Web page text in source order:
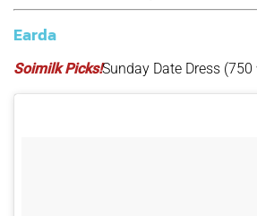
Earda
Soimilk Picks!Sunday Date Dress